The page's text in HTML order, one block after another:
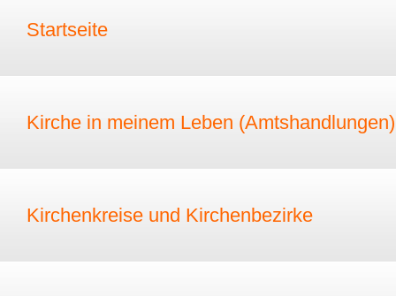
Startseite
Kirche in meinem Leben (Amtshandlungen)
Kirchenkreise und Kirchenbezirke